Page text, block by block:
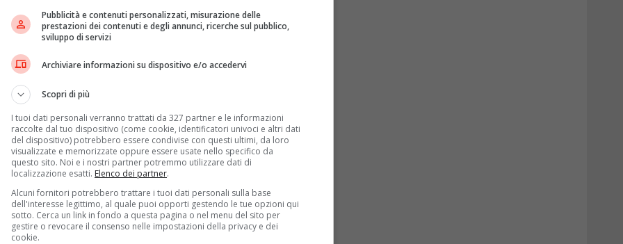
2020 e sceglie come protagonistiSamuele
precaria e le bollette da pagare. Con l’arrivo del
modo perguadagnare soldie in fretta. Per questo
decide di scattarefotografie hotda rivendere al
Pubblicità e contenuti personalizzati, misurazione delle
prestazioni dei contenuti e degli annunci, ricerche sul pubblico,
sviluppo di servizi
Archiviare informazioni su dispositivo e/o accedervi
Scopri di più
I tuoi dati personali verranno trattati da 327 partner e le informazioni
raccolte dal tuo dispositivo (come cookie, identificatori univoci e altri dati
del dispositivo) potrebbero essere condivise con questi ultimi, da loro
visualizzate e memorizzate oppure essere usate nello specifico da
questo sito. Noi e i nostri partner potremmo utilizzare dati di
localizzazione esatti. Elenco dei partner.
Alcuni fornitori potrebbero trattare i tuoi dati personali sulla base
dell'interesse legittimo, al quale puoi opporti gestendo le tue opzioni qui
sotto. Cerca un link in fondo a questa pagina o nel menu del sito per
gestire o revocare il consenso nelle impostazioni della privacy e dei
cookie.